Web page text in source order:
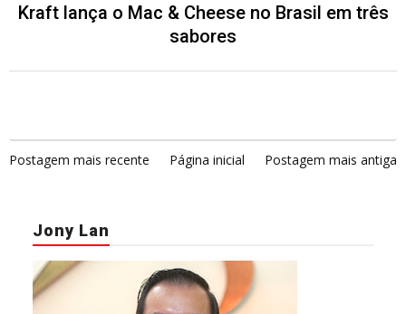
Kraft lança o Mac & Cheese no Brasil em três
sabores
Postagem mais recente Página inicial Postagem mais antiga
Jony Lan